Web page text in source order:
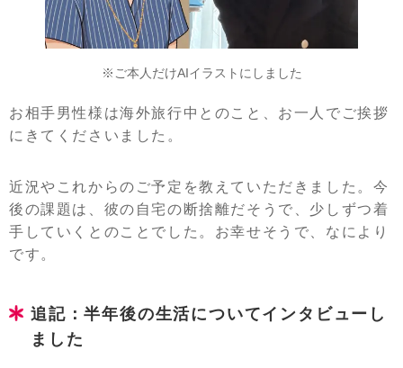
※ご本人だけAIイラストにしました
お相手男性様は海外旅行中とのこと、お一人でご挨拶
にきてくださいました。
近況やこれからのご予定を教えていただきました。今
後の課題は、彼の自宅の断捨離だそうで、少しずつ着
手していくとのことでした。お幸せそうで、なにより
です。
追記：半年後の生活についてインタビューし
ました